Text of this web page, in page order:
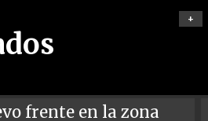
+
frente en la zona